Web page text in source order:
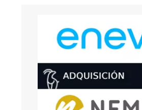
Bondo Advisors asesoró al
Rebels, agencia digital 360, en
Asesores, agencia de